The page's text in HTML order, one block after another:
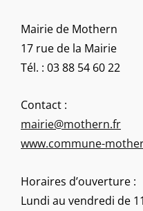
Mairie de Mothern
17 rue de la Mairie
Tél. : 03 88 54 60 22
Contact :
mairie@mothern.fr
www.commune-
Horaires d’ouverture :
Lundi au vendredi de